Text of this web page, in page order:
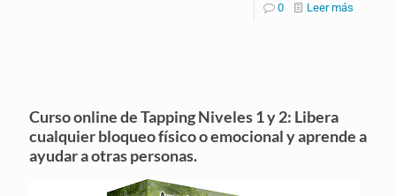
0 Leer más
Curso online de Tapping Niveles 1 y 2: Libera
cualquier bloqueo físico o emocional y aprende a
ayudar a otras personas.